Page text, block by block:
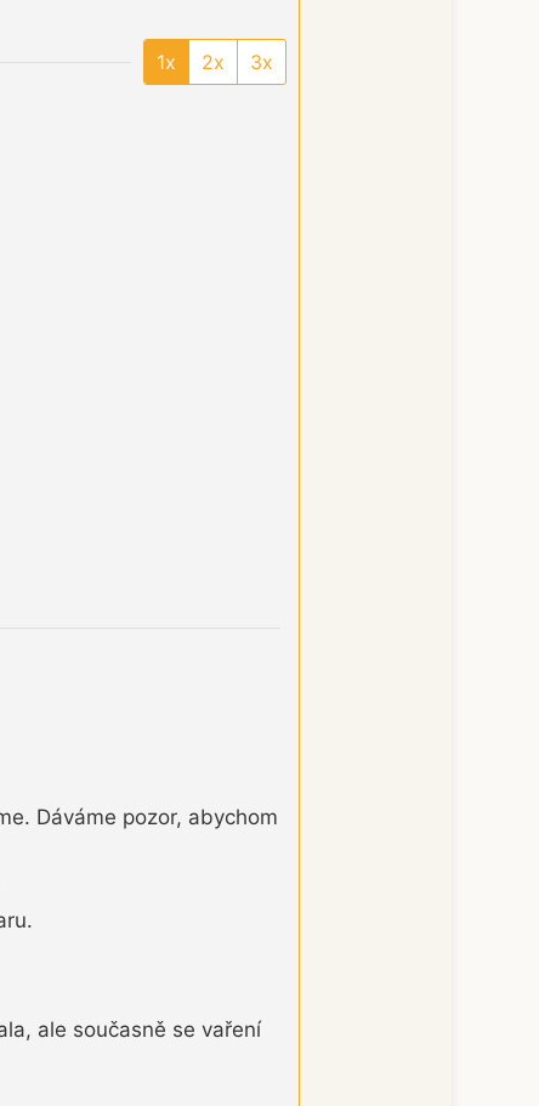
1x 2x 3x
Dáváme pozor, abychom
ale současně se vaření